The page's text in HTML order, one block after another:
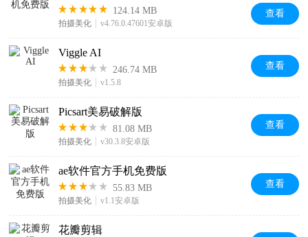
124.14 MB
拍摄美化 v4.76.0.47601安卓版
查看
Viggle AI
246.74 MB
拍摄美化 v1.5.8
查看
Picsart美易破解版
81.08 MB
拍摄美化 v30.3.8安卓版
查看
ae软件官方手机免费版
55.83 MB
拍摄美化 v1.1安卓版
查看
花瓣剪辑